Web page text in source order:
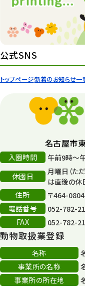
トップページ新着のお知らせ一
公式SNS
名古屋市
入園時間
午前9時～
休園日
月曜日（た
は直後の休
住所
〒464-
電話番号
052-782-
FAX
052-782-
動物取扱業登録
名称
事業所の名称
事業所の所在地